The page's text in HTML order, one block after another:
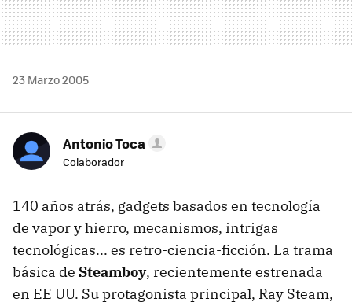
23 Marzo 2005
Antonio Toca
Colaborador
140 años atrás, gadgets basados en tecnología
de vapor y hierro, mecanismos, intrigas
tecnológicas... es retro-ciencia-ficción. La trama
básica de Steamboy, recientemente estrenada
en EE UU. Su protagonista principal, Ray Steam,